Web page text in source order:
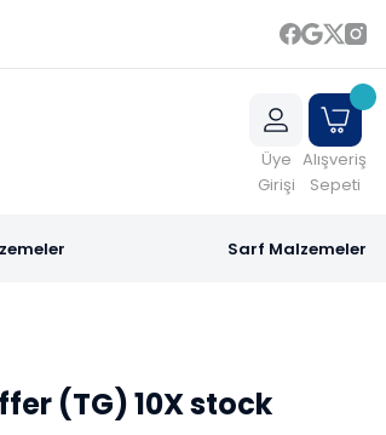
Üye
Girişi
Alışveriş
Sepeti
Sarf Malzemeler
(TG) 10X stock